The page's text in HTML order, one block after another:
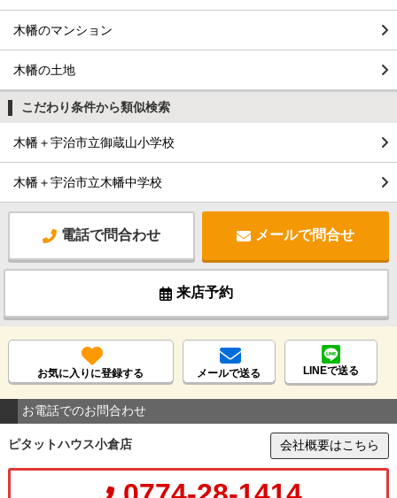
木幡のマンション
木幡の土地
こだわり条件から類似検索
木幡＋宇治市立御蔵山小学校
木幡＋宇治市立木幡中学校
電話で問合わせ メールで問合せ
来店予約
お気に入りに登録する メールで送る LINEで送る
お電話でのお問合わせ
ピタットハウス小倉店 会社概要はこちら